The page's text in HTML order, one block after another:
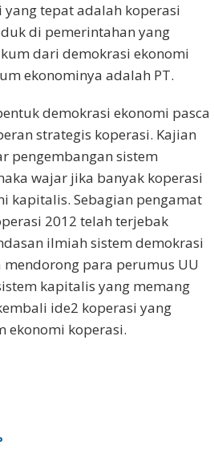
tepat adalah koperasi
di pemerintahan yang
dari demokrasi ekonomi
ekonominya adalah PT.
demokrasi ekonomi pasca
strategis koperasi. Kajian
pengembangan sistem
wajar jika banyak koperasi
kapitalis. Sebagian pengamat
2012 telah terjebak
ilmiah sistem demokrasi
para perumus UU
kapitalis yang memang
ide2 koperasi yang
ekonomi koperasi.